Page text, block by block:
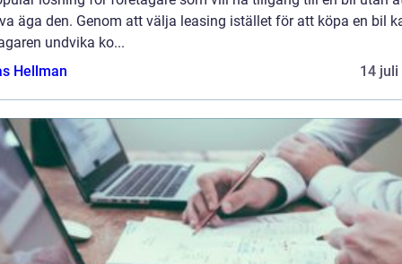
äga den. Genom att välja leasing istället för att köpa en bil
undvika ko...
Hellman
14 juli